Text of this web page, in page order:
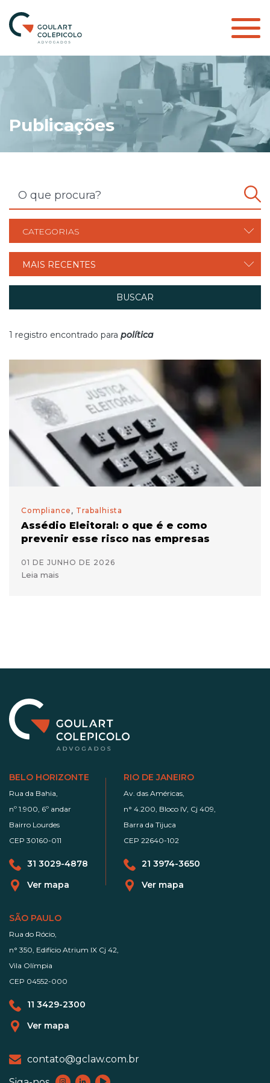
Publicações
CATEGORIAS
MAIS RECENTES
BUSCAR
1 registro encontrado para política
Compliance , Trabalhista
Assédio Eleitoral: o que é e como
prevenir esse risco nas empresas
01 DE JUNHO DE 2026
Leia mais
BELO HORIZONTE
Rua da Bahia,
nº 1.900, 6º andar
Bairro Lourdes
CEP 30160-011
31 3029-4878
Ver mapa
RIO DE JANEIRO
Av. das Américas,
n° 4.200, Bloco IV, Cj 409,
Barra da Tijuca
CEP 22640-102
21 3974-3650
Ver mapa
SÃO PAULO
Rua do Rócio,
n° 350, Edifício Atrium IX Cj 42,
Vila Olímpia
CEP 04552-000
11 3429-2300
Ver mapa
contato@gclaw.com.br